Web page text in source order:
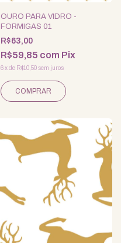
OURO PARA VIDRO -
FORMIGAS 01
R$63,00
R$59,85 com Pix
6 xde R$10,50 sem juros